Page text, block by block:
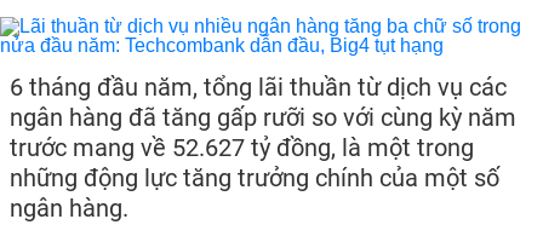
6 tháng đầu năm, tổng lãi thuần từ dịch vụ các
ngân hàng đã tăng gấp rưỡi so với cùng kỳ năm
trước mang về 52.627 tỷ đồng, là một trong
những động lực tăng trưởng chính của một số
ngân hàng.